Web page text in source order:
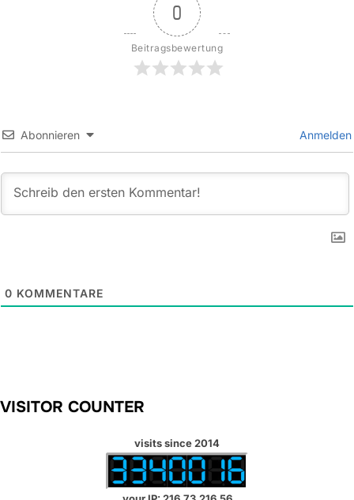
0
Beitragsbewertung
Abonnieren Anmelden
0 KOMMENTARE
VISITOR COUNTER
visits since 2014